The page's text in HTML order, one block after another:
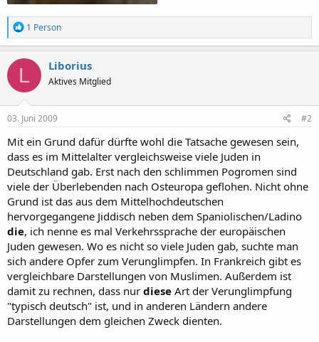
R
e
a
k
i
o
n
e
:
1 Person
L Liborius
Aktives Mitglied
03. Juni 2009 #2
Mit ein Grund dafür dürfte wohl die Tatsache gewesen sein,
dass es im Mittelalter vergleichsweise viele Juden in
Deutschland gab. Erst nach den schlimmen Pogromen sind
viele der Überlebenden nach Osteuropa geflohen. Nicht ohne
Grund ist das aus dem Mittelhochdeutschen
hervorgegangene Jiddisch neben dem Spaniolischen/Ladino
die, ich nenne es mal Verkehrssprache der europäischen
Juden gewesen. Wo es nicht so viele Juden gab, suchte man
sich andere Opfer zum Verunglimpfen. In Frankreich gibt es
vergleichbare Darstellungen von Muslimen. Außerdem ist
damit zu rechnen, dass nur diese Art der Verunglimpfung
"typisch deutsch" ist, und in anderen Ländern andere
Darstellungen dem gleichen Zweck dienten.